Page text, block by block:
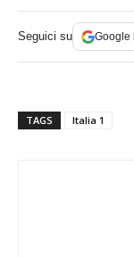
Seguici su Google
TAGS Italia 1